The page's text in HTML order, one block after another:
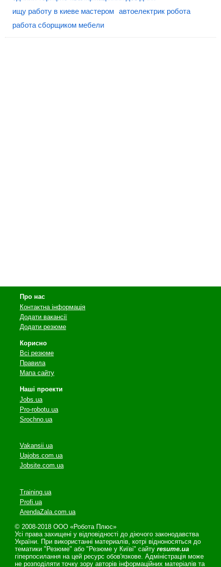
ищу работу в киеве мастером автоелектрик робота
работа сборщиком мебели
Про нас
Контактна інформація
Додати вакансії
Додати резюме
Корисно
Всі резюме
Правила
Мапа сайту
Наші проекти
Jobs.ua
Pro-robotu.ua
Srochno.ua
Vakansii.ua
Uajobs.com.ua
Jobsite.com.ua
Training.ua
Profi.ua
ArendaZala.com.ua
© 2008-2018 ООО «Робота Плюс»
Усі права захищені у відповідності до діючого законодавства
України. При використанні материалів, котрі відноносяться до
тематики "Резюме" або "Резюме у Київі" сайту resume.ua
гіперпосилання на цей ресурс обов'язкове. Адміністрація може
не розподіляти точку зору авторів інформаційних матеріалів та